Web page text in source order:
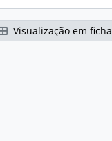
Visualização em ficha